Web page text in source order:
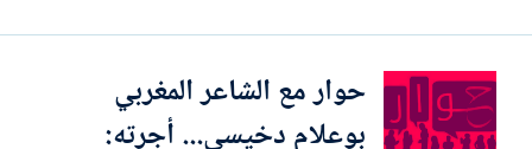
البرنامج كاملا في اسفل الحوار..وسيخصص
العدد 260 من مجلتنا المقبل لسيرة حياة
حوار مع الشاعر المغربي
بوعلام دخيسي... أجرته: